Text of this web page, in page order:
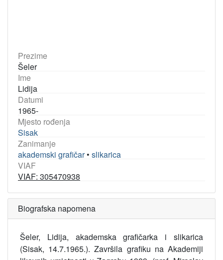
Prezime
Šeler
Ime
Lidija
Datumi
1965-
Mjesto rođenja
Sisak
Zanimanje
akademski grafičar• slikarica
VIAF
VIAF: 305470938
Biografska napomena
Šeler, Lidija, akademska grafičarka i slikarica
(Sisak, 14.7.1965.). Završila grafiku na Akademiji